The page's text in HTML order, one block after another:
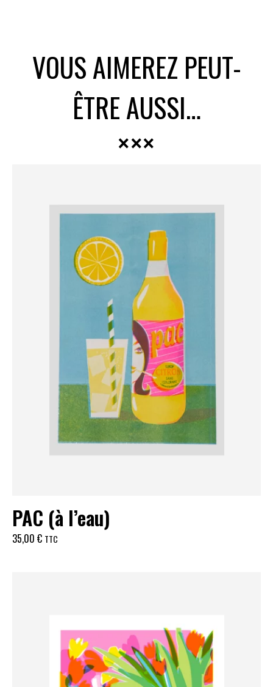
VOUS AIMEREZ PEUT-
ÊTRE AUSSI…
PAC (à l’eau)
35,00 € TTC